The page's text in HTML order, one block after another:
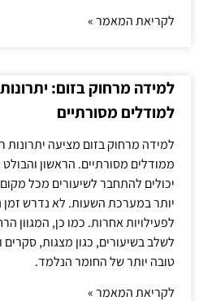
לקריאת המאמר »
למידה מרחוק בזום:
למודלים מסורתיים
למידה מרחוק בזום מציעה יתרונות
ממודלים מסורתיים. הראשון
יכולים להתחבר לשיעורים מכל
יותר במערכת השעות. לא נדרש
לפעילויות אחרות. כמו כן, המגוון
לשלב בשיעורים, כגון מצגות,
טובה יותר של החומר הנלמד.
לקריאת המאמר »